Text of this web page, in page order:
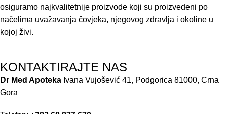
osiguramo najkvalitetnije proizvode koji su proizvedeni po
načelima uvažavanja čovjeka, njegovog zdravlja i okoline u
kojoj živi.
KONTAKTIRAJTE NAS
Dr Med Apoteka Ivana Vujošević 41, Podgorica 81000, Crna
Gora